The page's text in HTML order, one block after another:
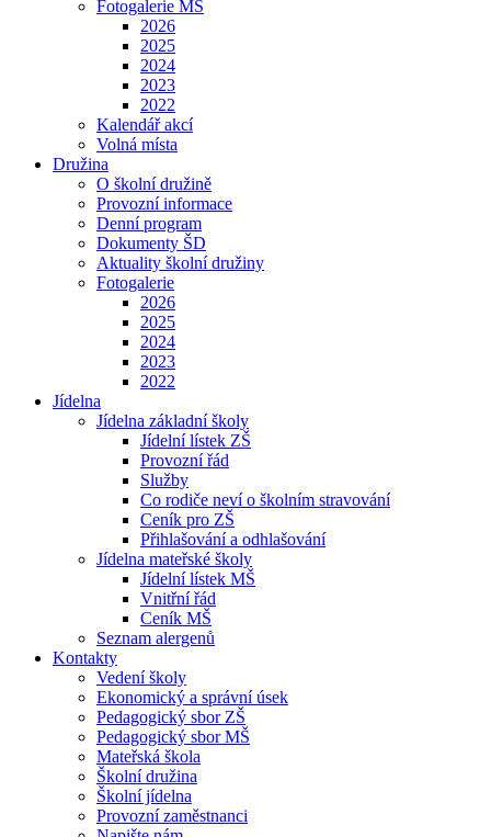
Fotogalerie MŠ
2026
2025
2024
2023
2022
Kalendář akcí
Volná místa
Družina
O školní družině
Provozní informace
Denní program
Dokumenty ŠD
Aktuality školní družiny
Fotogalerie
2026
2025
2024
2023
2022
Jídelna
Jídelna základní školy
Jídelní lístek ZŠ
Provozní řád
Služby
Co rodiče neví o školním stravování
Ceník pro ZŠ
Přihlašování a odhlašování
Jídelna mateřské školy
Jídelní lístek MŠ
Vnitřní řád
Ceník MŠ
Seznam alergenů
Kontakty
Vedení školy
Ekonomický a správní úsek
Pedagogický sbor ZŠ
Pedagogický sbor MŠ
Mateřská škola
Školní družina
Školní jídelna
Provozní zaměstnanci